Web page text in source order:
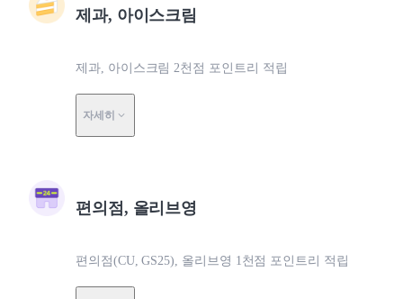
제과, 아이스크림
제과, 아이스크림 2천점 포인트리 적립
자세히
편의점, 올리브영
편의점(CU, GS25), 올리브영 1천점 포인트리 적립